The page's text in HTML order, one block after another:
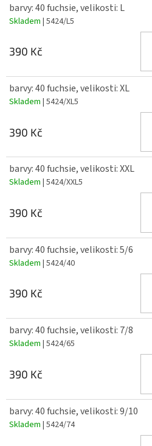
barvy: 40 fuchsie, velikosti: L
Skladem | 5424/L5
390 Kč
barvy: 40 fuchsie, velikosti: XL
Skladem | 5424/XL5
390 Kč
barvy: 40 fuchsie, velikosti: XXL
Skladem | 5424/XXL5
390 Kč
barvy: 40 fuchsie, velikosti: 5/6
Skladem | 5424/40
390 Kč
barvy: 40 fuchsie, velikosti: 7/8
Skladem | 5424/65
390 Kč
barvy: 40 fuchsie, velikosti: 9/10
Skladem | 5424/74